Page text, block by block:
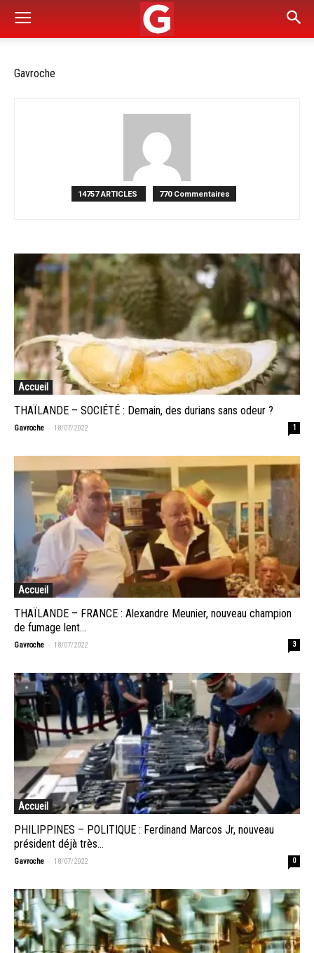
Gavroche
14757 ARTICLES 770 Commentaires
Accueil
THAÏLANDE – SOCIÉTÉ : Demain, des durians sans odeur ?
Gavroche - 18/07/2022 1
Accueil
THAÏLANDE – FRANCE : Alexandre Meunier, nouveau champion
de fumage lent...
Gavroche - 18/07/2022 3
Accueil
PHILIPPINES – POLITIQUE : Ferdinand Marcos Jr, nouveau
président déjà très...
Gavroche - 18/07/2022 0